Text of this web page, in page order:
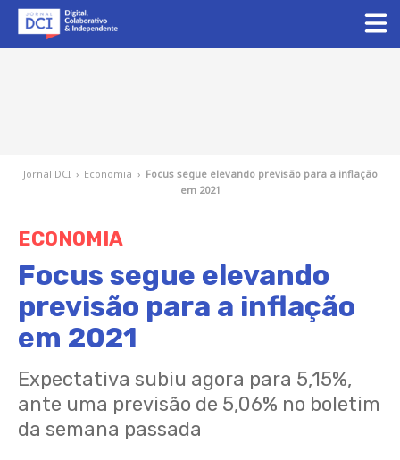
Jornal DCI › Economia › Focus segue elevando previsão para a inflação
em 2021
ECONOMIA
Focus segue elevando
previsão para a inflação
em 2021
Expectativa subiu agora para 5,15%,
ante uma previsão de 5,06% no boletim
da semana passada